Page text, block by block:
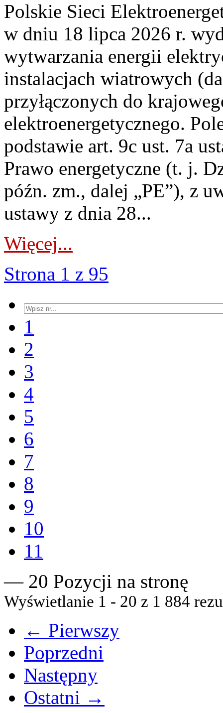
Polskie Sieci
w dniu 18 lipca 2026 r.
wytwarzania energii
instalacjach wiatrowych
przyłączonych do
elektroenergetycznego.
podstawie art. 9c ust. 7a
Prawo energetyczne (t. j.
późn. zm., dalej „PE”), z
ustawy z dnia 28...
Więcej...
Strona 1 z 95
1
2
3
4
5
6
7
8
9
10
11
— 20 Pozycji na stronę
Wyświetlanie 1 - 20 z 1 884
← Pierwszy
Poprzedni
Następny
Ostatni →